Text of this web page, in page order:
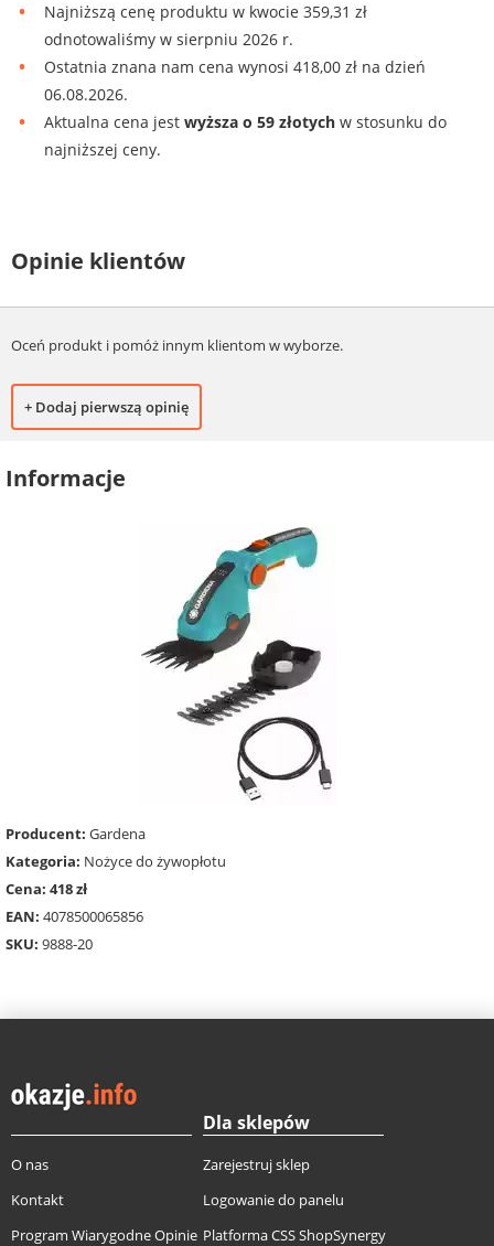
Najniższą cenę produktu w kwocie 359,31 zł
odnotowaliśmy w sierpniu 2026 r.
Ostatnia znana nam cena wynosi 418,00 zł na dzień
06.08.2026.
Aktualna cena jest wyższa o 59 złotych w stosunku do
najniższej ceny.
Opinie klientów
Oceń produkt i pomóż innym klientom w wyborze.
+ Dodaj pierwszą opinię
Informacje
Producent: Gardena
Kategoria: Nożyce do żywopłotu
Cena: 418 zł
EAN: 4078500065856
SKU: 9888-20
O nas
Kontakt
Program Wiarygodne Opinie
Dla sklepów
Zarejestruj sklep
Logowanie do panelu
Platforma CSS ShopSynergy